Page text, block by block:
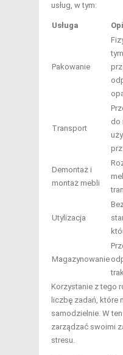
usług, w tym:
Usługa
Pakowanie
Transport
do
Demontaż i
montaż mebli
Utylizacja
Magazynowanie
Korzystanie z tego
liczbę zadań, które
samodzielnie. W
zarządzać swoimi
stresu.